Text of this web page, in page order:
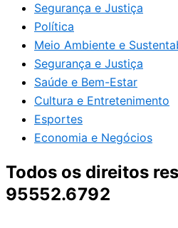
Segurança e Justiça
Política
Meio Ambiente e
Segurança e Justiça
Saúde e Bem-Estar
Cultura e Entretenimento
Esportes
Economia e Negócios
Todos os direitos
95552.6792